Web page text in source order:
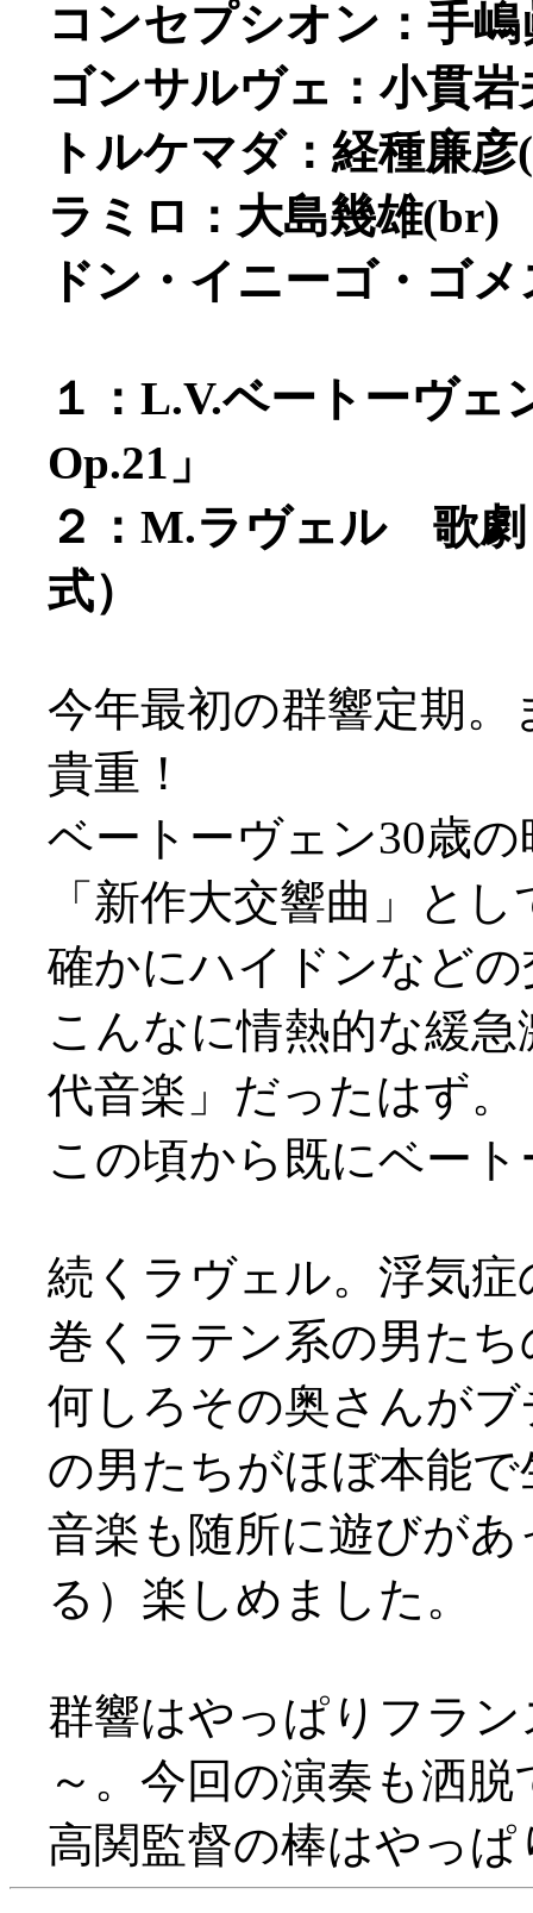
コンセプシオン：手嶋
ゴンサルヴェ：小貫岩
トルケマダ：経種廉彦
ラミロ：大島幾雄(br)
ドン・イニーゴ・ゴ
１：L.V.ベートーヴェ
Op.21」
２：M.ラヴェル 歌劇
式）
今年最初の群響定期
貴重！
ベートーヴェン30歳
「新作大交響曲」と
確かにハイドンなど
こんなに情熱的な緩
代音楽」だったはず。
この頃から既にベー
続くラヴェル。浮気
巻くラテン系の男た
何しろその奥さんが
の男たちがほぼ本能
音楽も随所に遊びが
る）楽しめました。
群響はやっぱりフラ
～。今回の演奏も洒
高関監督の棒はやっぱ